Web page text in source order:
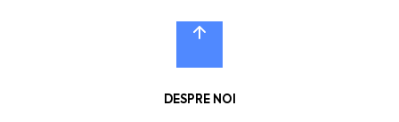
DESPRE NOI